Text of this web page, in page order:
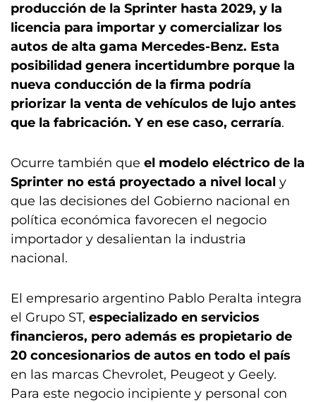
producción de la Sprinter hasta 2029, y la
licencia para importar y comercializar los
autos de alta gama Mercedes-Benz. Esta
posibilidad genera incertidumbre porque la
nueva conducción de la firma podría
priorizar la venta de vehículos de lujo antes
que la fabricación. Y en ese caso, cerraría.
Ocurre también que el modelo eléctrico de la
Sprinter no está proyectado a nivel local y
que las decisiones del Gobierno nacional en
política económica favorecen el negocio
importador y desalientan la industria
nacional.
El empresario argentino Pablo Peralta integra
el Grupo ST, especializado en servicios
financieros, pero además es propietario de
20 concesionarios de autos en todo el país
en las marcas Chevrolet, Peugeot y Geely.
Para este negocio incipiente y personal con